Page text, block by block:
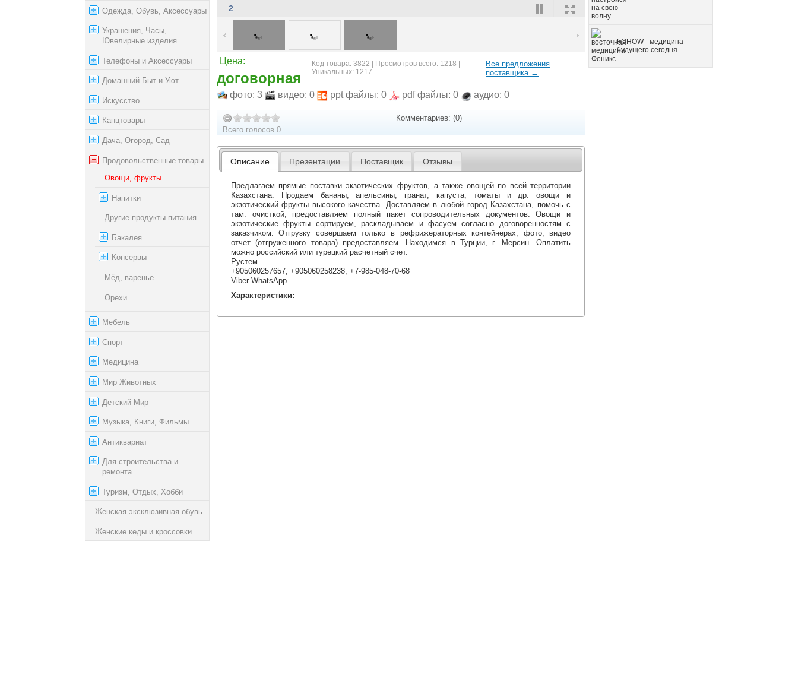
Одежда, Обувь, Аксессуары
Украшения, Часы,
Ювелирные изделия
Телефоны и Аксессуары
Домашний Быт и Уют
Искусство
Канцтовары
Дача, Огород, Сад
Продовольственные товары
Овощи, фрукты
Напитки
Другие продукты питания
Бакалея
Консервы
Мёд, варенье
Орехи
Мебель
Спорт
Медицина
Мир Животных
Детский Мир
Музыка, Книги, Фильмы
Антиквариат
Для строительства и
ремонта
Туризм, Отдых, Хобби
Женская эксклюзивная обувь
Женские кеды и кроссовки
2
Цена:
договорная
Код товара: 3822 | Просмотров всего: 1218 |
Уникальных: 1217
Все предложения
поставщика →
фото: 3 видео: 0 ppt файлы: 0 pdf файлы: 0 аудио: 0
Всего голосов 0
Комментариев: (0)
Описание Презентации Поставщик Отзывы
Предлагаем прямые поставки экзотических фруктов, а также овощей по всей территории
Казахстана. Продаем бананы, апельсины, гранат, капуста, томаты и др. овощи и
экзотический фрукты высокого качества. Доставляем в любой город Казахстана, помочь с
там. очисткой, предоставляем полный пакет сопроводительных документов. Овощи и
экзотические фрукты сортируем, раскладываем и фасуем согласно договоренностям с
заказчиком. Отгрузку совершаем только в рефрижераторных контейнерах, фото, видео
отчет (отгруженного товара) предоставляем. Находимся в Турции, г. Мерсин. Оплатить
можно российский или турецкий расчетный счет.
Рустем
+905060257657, +905060258238, +7-985-048-70-68
Viber WhatsApp
Характеристики:
FOHOW - медицина
будущего сегодня